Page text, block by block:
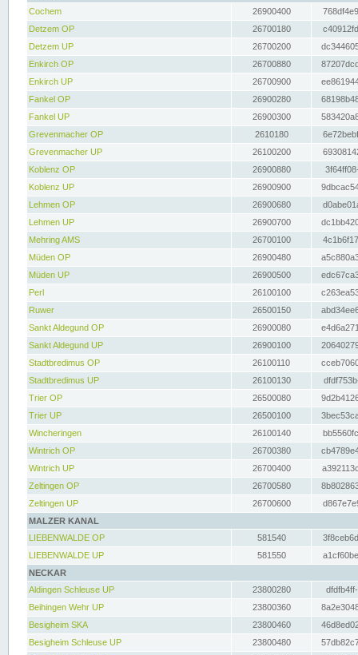
Cochem
26900400
Detzem OP
26700180
Detzem UP
26700200
Enkirch OP
26700880
Enkirch UP
26700900
Fankel OP
26900280
Fankel UP
26900300
Grevenmacher OP
2610180
Grevenmacher UP
26100200
Koblenz OP
26900880
Koblenz UP
26900900
Lehmen OP
26900680
Lehmen UP
26900700
Mehring AMS
26700100
Müden OP
26900480
Müden UP
26900500
Perl
26100100
Ruwer
26500150
Sankt Aldegund OP
26900080
Sankt Aldegund UP
26900100
Stadtbredimus OP
26100110
Stadtbredimus UP
26100130
Trier OP
26500080
Trier UP
26500100
Wincheringen
26100140
Wintrich OP
26700380
Wintrich UP
26700400
Zeltingen OP
26700580
Zeltingen UP
26700600
MALZER KANAL
LIEBENWALDE OP
581540
LIEBENWALDE UP
581550
NECKAR
Aldingen Schleuse UP
23800280
Beihingen Wehr UP
23800360
Besigheim SKA
23800460
Besigheim Schleuse UP
23800480